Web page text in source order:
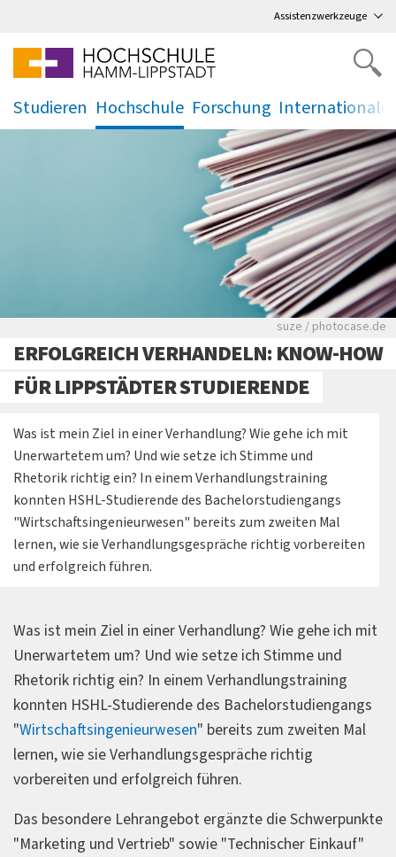
Assistenzwerkzeuge
Studieren
.
Hochschule
.
Forschung
. .
Viele Zeitungen.
suze / photocase.de
ERFOLGREICH VERHANDELN: KNOW-HOW
FÜR LIPPSTÄDTER STUDIERENDE
Was ist mein Ziel in einer Verhandlung? Wie gehe ich mit
Unerwartetem um? Und wie setze ich Stimme und
Rhetorik richtig ein? In einem Verhandlungstraining
konnten HSHL-Studierende des Bachelorstudiengangs
"Wirtschaftsingenieurwesen" bereits zum zweiten Mal
lernen, wie sie Verhandlungsgespräche richtig vorbereiten
und erfolgreich führen.
Was ist mein Ziel in einer Verhandlung? Wie gehe ich mit
Unerwartetem um? Und wie setze ich Stimme und
Rhetorik richtig ein? In einem Verhandlungstraining
konnten HSHL-Studierende des Bachelorstudiengangs
"Wirtschaftsingenieurwesen" bereits zum zweiten Mal
lernen, wie sie Verhandlungsgespräche richtig
vorbereiten und erfolgreich führen.
Das besondere Lehrangebot ergänzte die Schwerpunkte
"Marketing und Vertrieb" sowie "Technischer Einkauf"